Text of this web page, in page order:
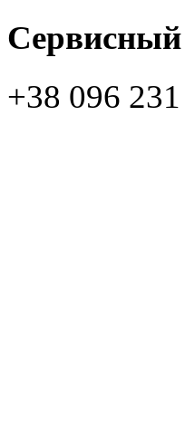
Сервисный
+38 096